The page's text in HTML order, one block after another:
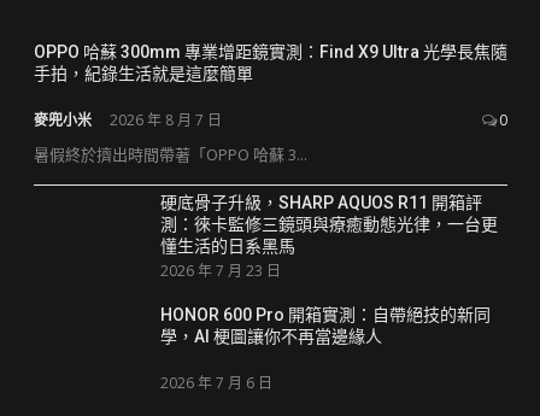
OPPO 哈蘇 300mm 專業增距鏡實測：Find X9 Ultra 光學長焦隨
手拍，紀錄生活就是這麼簡單
麥兜小米 2026 年 8 月 7 日 0
暑假終於擠出時間帶著「OPPO 哈蘇 3...
硬底骨子升級，SHARP AQUOS R11 開箱評
測：徠卡監修三鏡頭與療癒動態光律，一台更
懂生活的日系黑馬
2026 年 7 月 23 日
HONOR 600 Pro 開箱實測：自帶絕技的新同
學，AI 梗圖讓你不再當邊緣人
2026 年 7 月 6 日